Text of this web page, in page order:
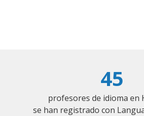
45
profesores de idioma en
se han registrado con